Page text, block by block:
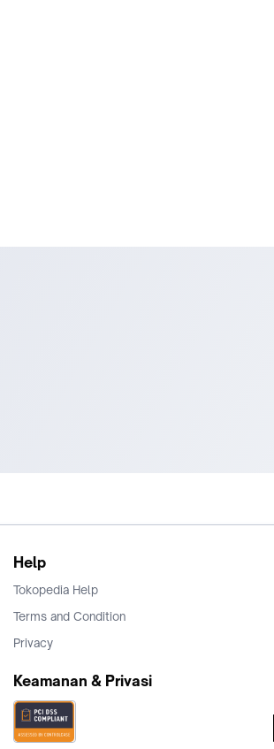
Help
Tokopedia Help
Terms and Condition
Privacy
Keamanan & Privasi